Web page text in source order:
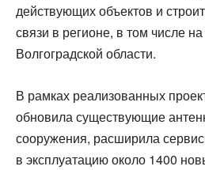
действующих объектов и
связи в регионе, в том числе
Волгоградской области.
В рамках реализованных
обновила существующие
сооружения, расширила
в эксплуатацию около 1400